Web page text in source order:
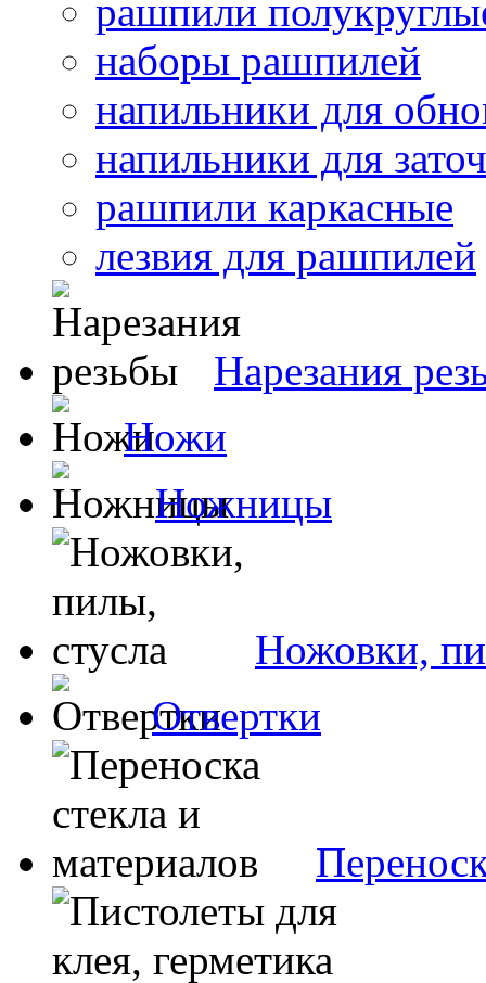
рашпили
наборы рашпилей
напильники для
напильники для
рашпили каркасные
лезвия для рашпилей
Нарезания
Ножи
Ножницы
Ножовки,
Отвертки